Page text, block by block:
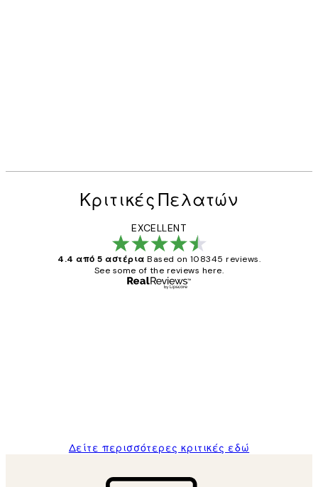
Κριτικές Πελατών
EXCELLENT
4.4 από 5 αστέρια Based on 108345 reviews.
See some of the reviews here.
Δείτε περισσότερες κριτικές εδώ